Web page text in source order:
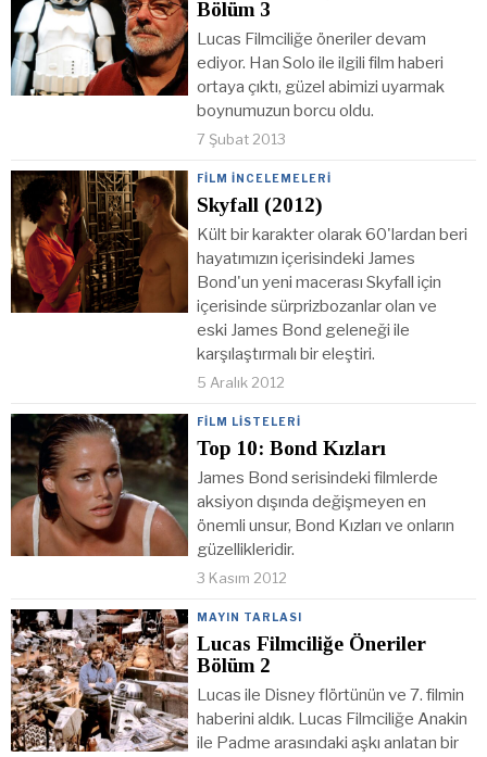
Bölüm 3
Lucas Filmciliğe öneriler devam
ediyor. Han Solo ile ilgili film haberi
ortaya çıktı, güzel abimizi uyarmak
boynumuzun borcu oldu.
7 Şubat 2013
FILM İNCELEMELERI
Skyfall (2012)
Kült bir karakter olarak 60'lardan beri
hayatımızın içerisindeki James
Bond'un yeni macerası Skyfall için
içerisinde sürprizbozanlar olan ve
eski James Bond geleneği ile
karşılaştırmalı bir eleştiri.
5 Aralık 2012
FILM LISTELERI
Top 10: Bond Kızları
James Bond serisindeki filmlerde
aksiyon dışında değişmeyen en
önemli unsur, Bond Kızları ve onların
güzellikleridir.
3 Kasım 2012
MAYIN TARLASI
Lucas Filmciliğe Öneriler
Bölüm 2
Lucas ile Disney flörtünün ve 7. filmin
haberini aldık. Lucas Filmciliğe Anakin
ile Padme arasındaki aşkı anlatan bir